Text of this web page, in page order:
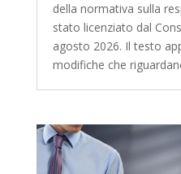
della normativa sulla
stato licenziato dal
agosto 2026. Il testo
modifiche che